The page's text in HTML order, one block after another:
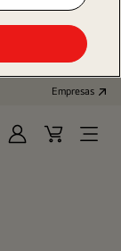
Empresas
IniciarCart
Open